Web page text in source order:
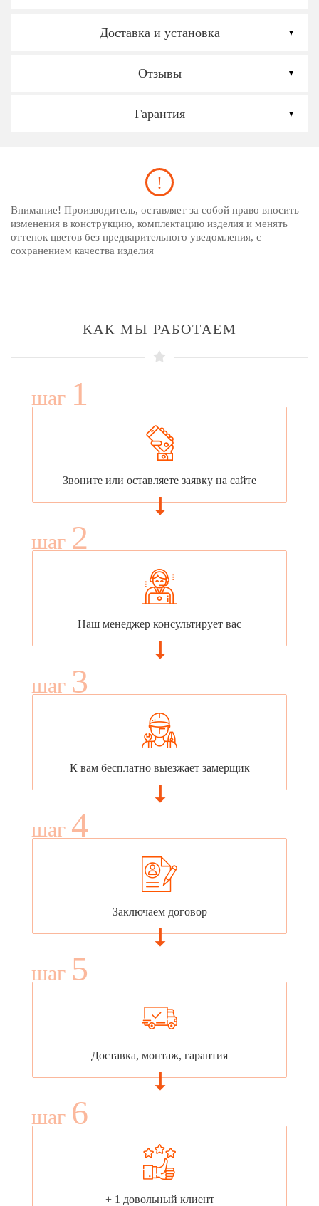
Доставка и установка
Отзывы
Гарантия
Внимание! Производитель, оставляет за собой право вносить
изменения в конструкцию, комплектацию изделия и менять
оттенок цветов без предварительного уведомления, с
сохранением качества изделия
КАК МЫ РАБОТАЕМ
шаг 1
Звоните или оставляете заявку на сайте
шаг 2
Наш менеджер консультирует вас
шаг 3
К вам бесплатно выезжает замерщик
шаг 4
Заключаем договор
шаг 5
Доставка, монтаж, гарантия
шаг 6
+ 1 довольный клиент